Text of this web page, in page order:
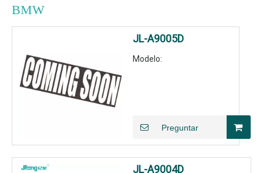
BMW
JL-A9005D
Modelo:
Preguntar
JL-A9004D